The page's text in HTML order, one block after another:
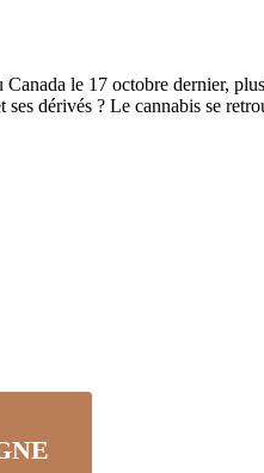
le 17 octobre dernier,
ses dérivés ? Le cannabis se